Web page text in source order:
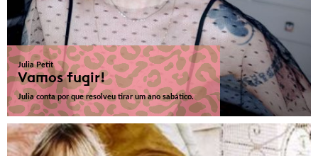
Julia Petit
Vamos fugir!
Julia conta por que resolveu tirar um ano sabático.